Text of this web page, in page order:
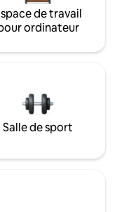
de travail
ordinateur
Salle de sport